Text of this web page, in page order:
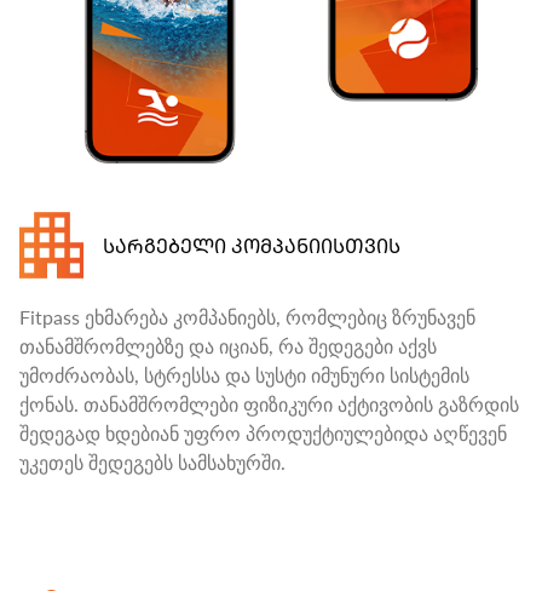
ᲡᲐᲠᲒᲔᲑᲔᲚᲘ ᲙᲝᲛᲞᲐᲜᲘᲘᲡᲗᲕᲘᲡ
Fitpass ეხმარება კომპანიებს, რომლებიც ზრუნავენ
თანამშრომლებზე და იციან, რა შედეგები აქვს
უმოძრაობას, სტრესსა და სუსტი იმუნური სისტემის
ქონას. თანამშრომლები ფიზიკური აქტივობის გაზრდის
შედეგად ხდებიან უფრო პროდუქტიულებიდა აღწევენ
უკეთეს შედეგებს სამსახურში.